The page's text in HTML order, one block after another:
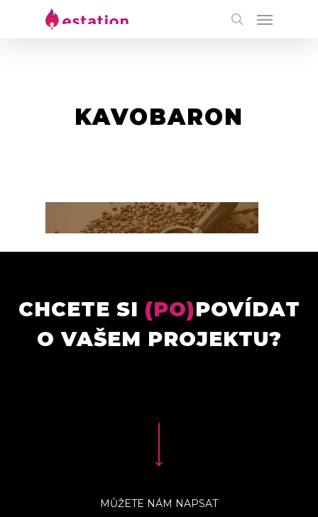
KAVOBARON
CHCETE SI (PO)POVÍDAT
O VAŠEM PROJEKTU?
MŮŽETE NÁM NAPSAT